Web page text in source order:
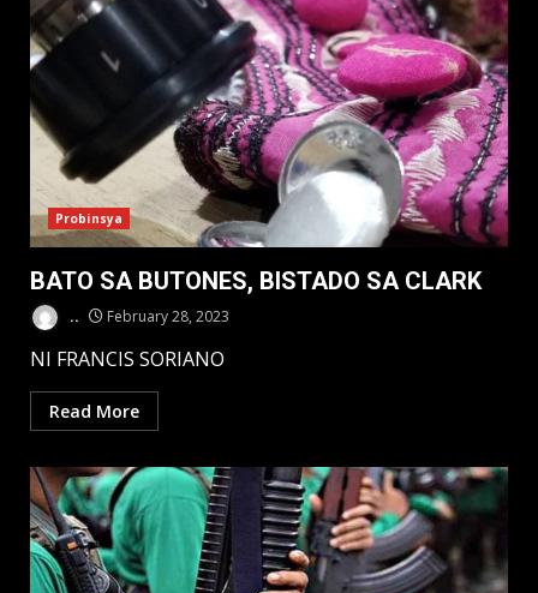
Probinsya
BATO SA BUTONES, BISTADO SA CLARK
.. February 28, 2023
NI FRANCIS SORIANO
Read More